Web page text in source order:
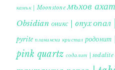
камък | Moonstone мъхов
Obsidian оникс | onyx
pyrite планински кристал
pink quartz содалит | sodalite